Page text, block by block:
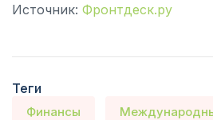
Источник: Фронтдеск.ру
Теги
Финансы